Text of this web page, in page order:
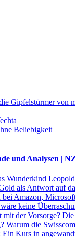
Gipfelstürmer von
Beliebigkeit
und Analysen |
Wunderkind
als Antwort auf
bei Amazon,
keine
mit der Vorsorge?
Warum die
Kurs in